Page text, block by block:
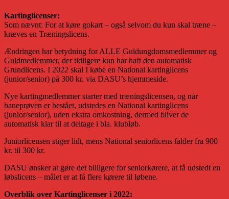
Kartinglicenser:
Som nævnt: For at køre gokart – også selvom du kun skal træne –
kræves en Træningslicens.
Ændringen har betydning for ALLE Guldungdomsmedlemmer og
Guldmedlemmer, der tidligere kun har haft den automatisk
Grundlicens. I 2022 skal I købe en National kartinglicens
(junior/senior) på 300 kr. via DASU’s hjemmeside.
Nye kartingmedlemmer starter med træningslicensen, og når
baneprøven er bestået, udstedes en National kartinglicens
(junior/senior), uden ekstra omkostning, dermed bliver de
automatisk klar til at deltage i bla. klubløb.
Juniorlicensen stiger lidt, mens National seniorlicens falder fra 900
kr. til 300 kr.
DASU ønsker at gøre det billigere for seniorkørere, at få udstedt en
løbslicens – målet er at få flere kørere til løbene.
Overblik over Kartinglicenser i 2022: